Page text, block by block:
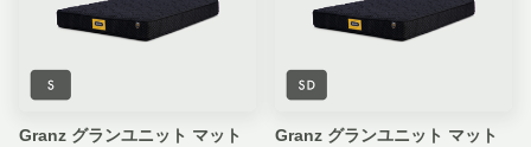
Granz グランユニット マット
Granz グランユニット マット